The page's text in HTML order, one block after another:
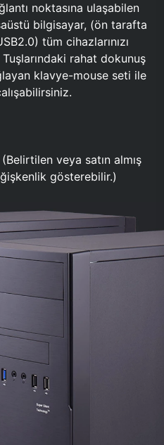
noktasına ulaşabilen
bilgisayar, (ön tarafta
tüm cihazlarınızı
Tuşlarındaki rahat dokunuş
klavye-mouse seti ile
veya satın almış
gösterebilir.)